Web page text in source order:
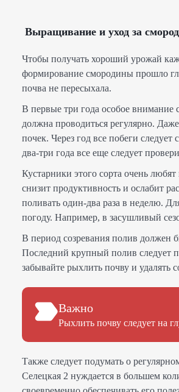
Выращивание и уход за
Чтобы получать хороший урожай
формирование смородины прошло
почва не пересыхала.
В первые три года особое внимание
должна проводиться регулярно.
почек. Через год все побеги следует
два-три года все еще следует
Кустарники этого сорта очень
снизит продуктивность и ослабит
поливать один-два раза в неделю.
погоду. Например, в засушливый
В период созревания полив должен
Последний крупный полив следует
забывайте рыхлить почву и удалять
Важно
Рыхлить почву следует на
Также следует подумать о
Селецкая 2 нуждается в большем